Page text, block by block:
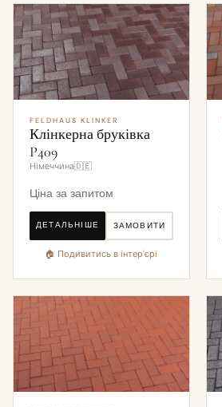
FELDHAUS KLINKER
Клінкерна бруківка
P409
Німеччина🇩🇪
Ціна за запитом
ДЕТАЛЬНІШЕ ЗАМОВИТИ
🏠 Подивитись в інтер'єрі